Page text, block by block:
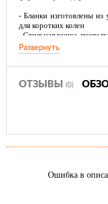
- Бланки изготовлены из
для коротких колен
- Стильная ручка,
- Анатомический
Развернуть
ОТЗЫВЫ (0)
Ошибка в